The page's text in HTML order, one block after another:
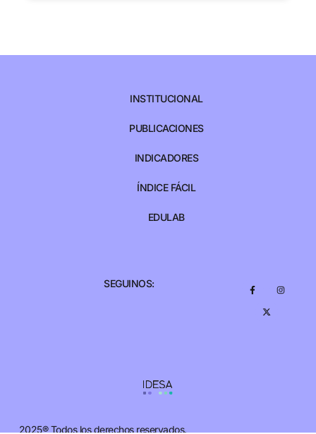
2025® Todos los derechos reservados.
INSTITUCIONAL
PUBLICACIONES
INDICADORES
ÍNDICE FÁCIL
EDULAB
SEGUINOS: